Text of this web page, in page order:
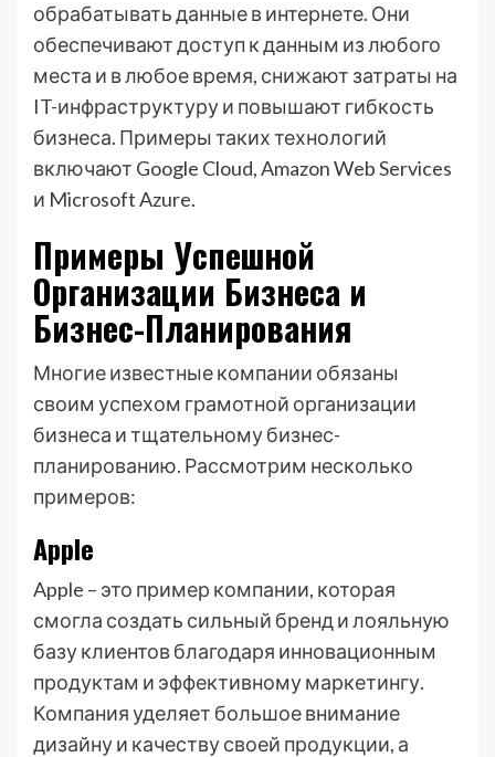
обрабатывать данные в интернете. Они
обеспечивают доступ к данным из любого
места и в любое время, снижают затраты на
IT-инфраструктуру и повышают гибкость
бизнеса. Примеры таких технологий
включают Google Cloud, Amazon Web Services
и Microsoft Azure.
Примеры Успешной
Организации Бизнеса и
Бизнес-Планирования
Многие известные компании обязаны
своим успехом грамотной организации
бизнеса и тщательному бизнес-
планированию. Рассмотрим несколько
примеров:
Apple
Apple – это пример компании, которая
смогла создать сильный бренд и лояльную
базу клиентов благодаря инновационным
продуктам и эффективному маркетингу.
Компания уделяет большое внимание
дизайну и качеству своей продукции, а